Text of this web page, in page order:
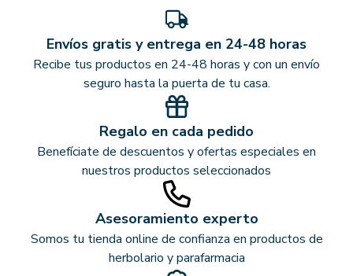
Envíos gratis y entrega en 24-48 horas
Recibe tus productos en 24-48 horas y con un envío
seguro hasta la puerta de tu casa.
Regalo en cada pedido
Benefíciate de descuentos y ofertas especiales en
nuestros productos seleccionados
Asesoramiento experto
Somos tu tienda online de confianza en productos de
herbolario y parafarmacia